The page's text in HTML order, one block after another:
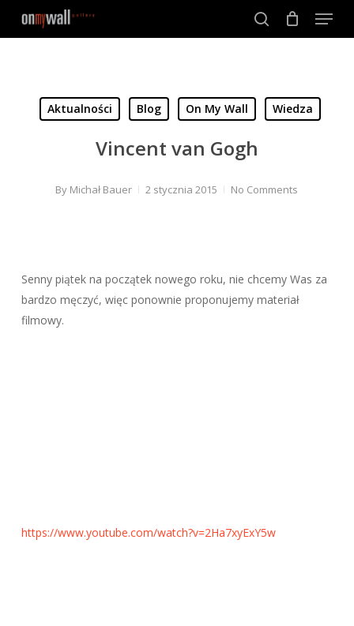
search
Menu
Aktualności Blog On My Wall Wiedza
Vincent van Gogh
By Michał Bauer 2 stycznia 2015 No Comments
Senny piątek na początek nowego roku, nie chcemy Was za
bardzo męczyć, więc ponownie proponujemy materiał
filmowy.
https://www.youtube.com/watch?v=2Ha7xyExY5w